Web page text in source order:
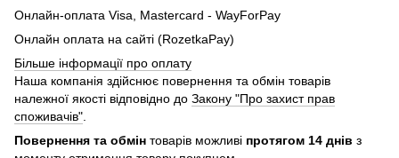
Онлайн-оплата Visa, Mastercard - WayForPay
Онлайн оплата на сайті (RozetkaPay)
Більше інформації про оплату
Наша компанія здійснює повернення та обмін товарів
належної якості відповідно до Закону "Про захист прав
споживачів"
Повернення та обмін товарів можливі протягом 14 днів з